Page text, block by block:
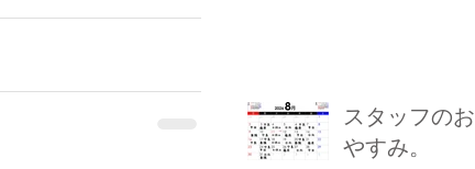
スタッフのお
やすみ。